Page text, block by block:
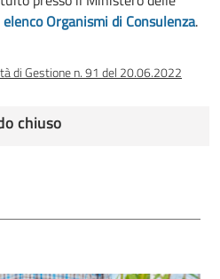
elenco Organismi di Consulenza.
di Gestione n. 91 del 20.06.2022
chiuso